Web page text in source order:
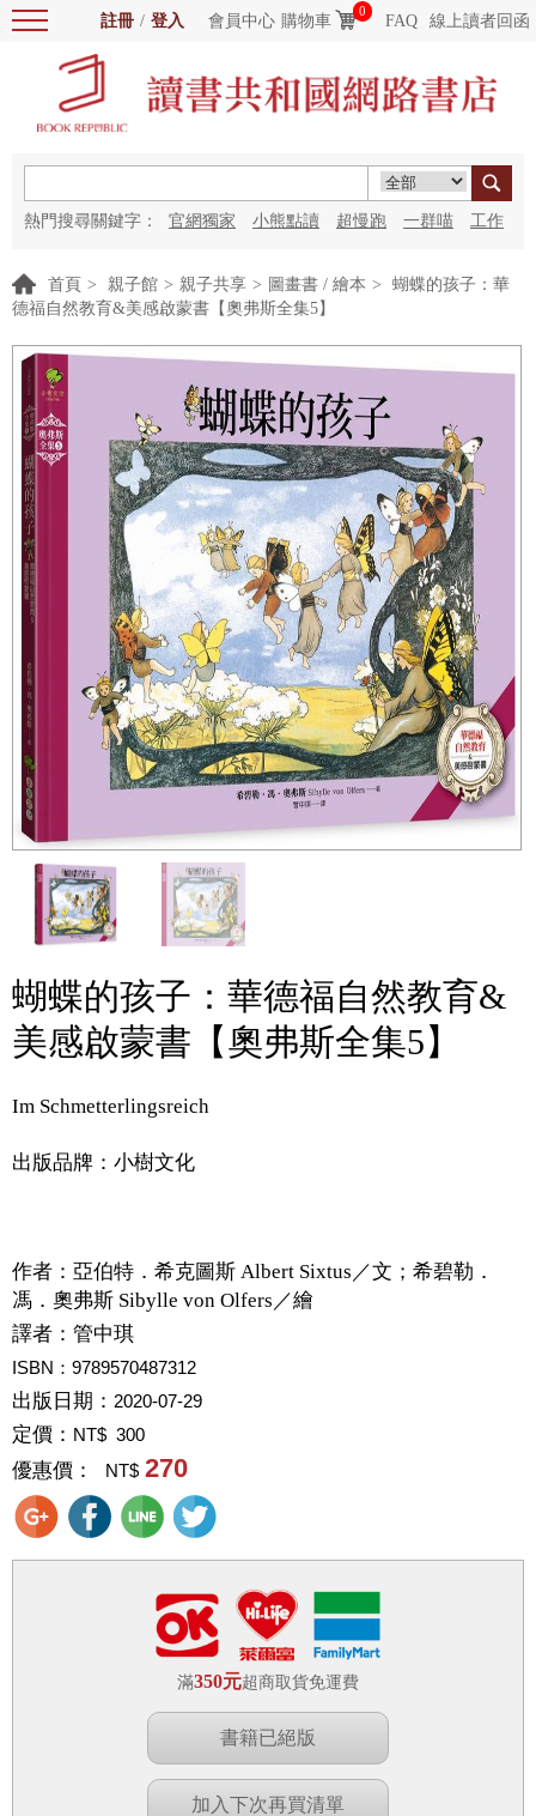
註冊 / 登入 會員中心 購物車
0
FAQ 線上讀者回函
熱門搜尋關鍵字： 官網獨家 小熊點讀 超慢跑 一群喵 工作
首頁 > 親子館 > 親子共享 > 圖畫書 / 繪本 >
蝴蝶的孩子：華
德福自然教育&美感啟蒙書【奧弗斯全集5】
蝴蝶的孩子：華德福自然教育&
美感啟蒙書【奧弗斯全集5】
Im Schmetterlingsreich
出版品牌：小樹文化
作者： 亞伯特．希克圖斯 Albert Sixtus／文；希碧勒．
馮．奧弗斯 Sibylle von Olfers／繪
譯者： 管中琪
ISBN：9789570487312
出版日期： 2020-07-29
定價： NT$ 300
優惠價： NT$ 270
滿350元超商取貨免運費
書籍已絕版
加入下次再買清單